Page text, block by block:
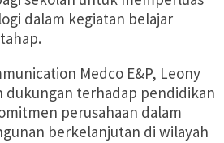
dalam kegiatan belajar
Medco E&P, Leony
dukungan terhadap pendidikan
perusahaan dalam
berkelanjutan di wilayah